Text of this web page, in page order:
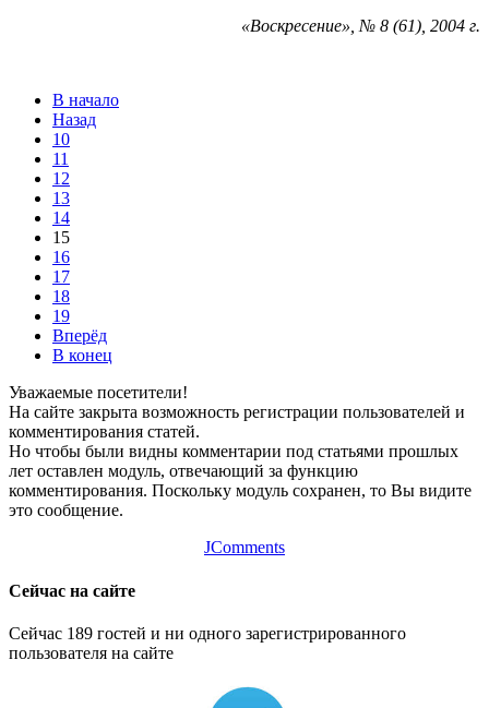
«Воскресение», № 8 (61), 2004 г.
В начало
Назад
10
11
12
13
14
15
16
17
18
19
Вперёд
В конец
Уважаемые посетители!
На сайте закрыта возможность регистрации пользователей и
комментирования статей.
Но чтобы были видны комментарии под статьями прошлых
лет оставлен модуль, отвечающий за функцию
комментирования. Поскольку модуль сохранен, то Вы видите
это сообщение.
JComments
Сейчас на сайте
Сейчас 189 гостей и ни одного зарегистрированного
пользователя на сайте